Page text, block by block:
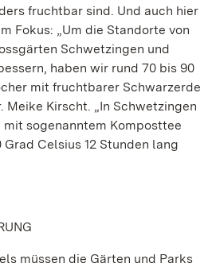
fruchtbar sind. Und auch hier
Fokus: „Um die Standorte von
Schwetzingen und
haben wir rund 70 bis 90
mit fruchtbarer Schwarzerde
Meike Kirscht. „In Schwetzingen
sogenanntem Komposttee
Celsius 12 Stunden lang
müssen die Gärten und Parks